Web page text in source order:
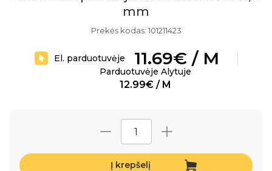
mm
Prekės kodas: 101211423
El. parduotuvėje 11.69€ / M
Parduotuvėje Alytuje
12.99€ / M
Į krepšelį